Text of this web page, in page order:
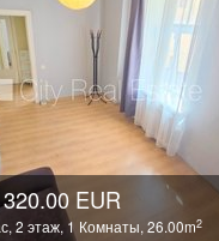
EUR
2 этаж, 1 Комнаты, 26.00m2